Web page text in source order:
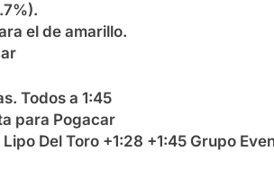
el de amarillo.
Todos a 1:45
para Pogacar
Del Toro +1:28 +1:45 Grupo